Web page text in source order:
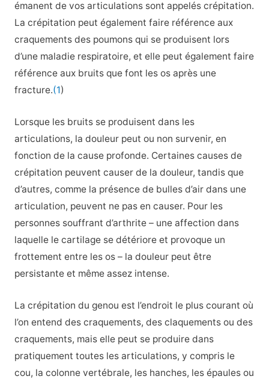
émanent de vos articulations sont appelés crépitation.
La crépitation peut également faire référence aux
craquements des poumons qui se produisent lors
d’une maladie respiratoire, et elle peut également faire
référence aux bruits que font les os après une
fracture.(1)
Lorsque les bruits se produisent dans les
articulations, la douleur peut ou non survenir, en
fonction de la cause profonde. Certaines causes de
crépitation peuvent causer de la douleur, tandis que
d’autres, comme la présence de bulles d’air dans une
articulation, peuvent ne pas en causer. Pour les
personnes souffrant d’arthrite – une affection dans
laquelle le cartilage se détériore et provoque un
frottement entre les os – la douleur peut être
persistante et même assez intense.
La crépitation du genou est l’endroit le plus courant où
l’on entend des craquements, des claquements ou des
craquements, mais elle peut se produire dans
pratiquement toutes les articulations, y compris le
cou, la colonne vertébrale, les hanches, les épaules ou